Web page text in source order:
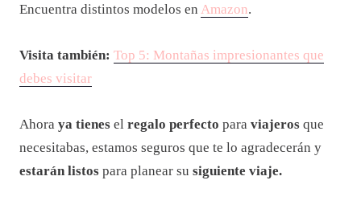
Encuentra distintos modelos en Amazon.
Visita también: Top 5: Montañas impresionantes que
debes visitar
Ahora ya tienes el regalo perfecto para viajeros que
necesitabas, estamos seguros que te lo agradecerán y
estarán listos para planear su siguiente viaje.